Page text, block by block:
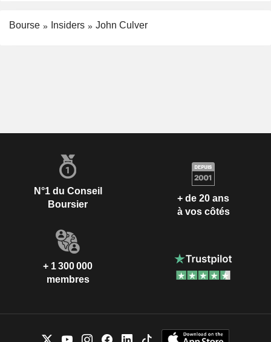
Bourse Insiders John Culver
N°1 du Conseil
Boursier
+ de 20 ans
à vos côtés
+ 1 300 000
membres